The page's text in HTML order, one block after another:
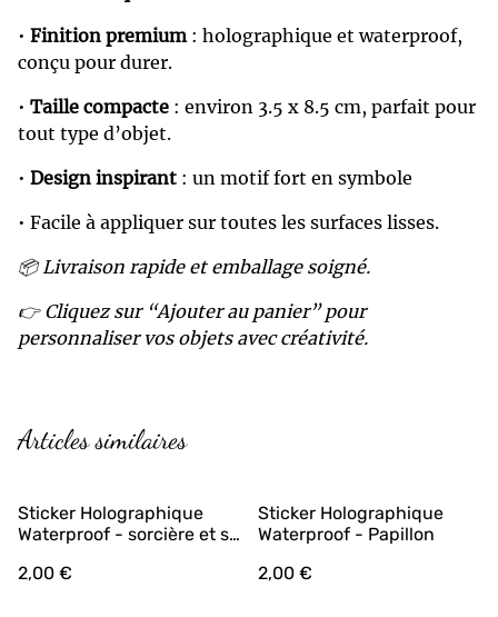
• Finition premium: holographique et waterproof,
conçu pour durer.
• Taille compacte : environ 3.5 x 8.5 cm, parfait pour
tout type d’objet.
• Design inspirant : un motif fort en symbole
• Facile à appliquer sur toutes les surfaces lisses.
📦 Livraison rapide et emballage soigné.
👉 Cliquez sur “Ajouter au panier” pour
personnaliser vos objets avec créativité.
Articles similaires
Sticker Holographique
Waterproof - sorcière et sa
2,00 €
Sticker Holographique
Waterproof - Papillon
2,00 €